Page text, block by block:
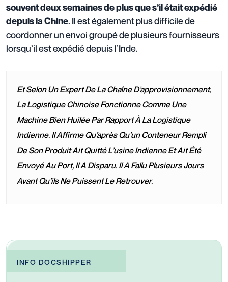
souvent deux semainesde plus que s’il était expédié
depuis la Chine. Il est également plus difficile de
coordonner un envoi groupé de plusieurs fournisseurs
lorsqu’il est expédié depuis l’Inde.
Et Selon Un Expert De La Chaîne D’approvisionnement,
La Logistique Chinoise Fonctionne Comme Une
Machine Bien Huilée Par Rapport À La Logistique
Indienne. Il Affirme Qu’après Qu’un Conteneur Rempli
De Son Produit Ait Quitté L’usine Indienne Et Ait Été
Envoyé Au Port, Il A Disparu. Il A Fallu Plusieurs Jours
Avant Qu’ils Ne Puissent Le Retrouver.
INFO DOCSHIPPER